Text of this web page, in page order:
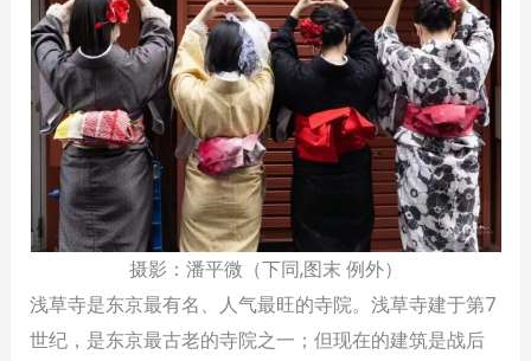
摄影：潘平微（下同,图末 例外）
浅草寺是东京最有名、人气最旺的寺院。浅草寺建于第7
世纪，是东京最古老的寺院之一；但现在的建筑是战后